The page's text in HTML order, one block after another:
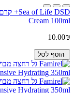
Cream 100ml
10.00₪
הוסף לסל